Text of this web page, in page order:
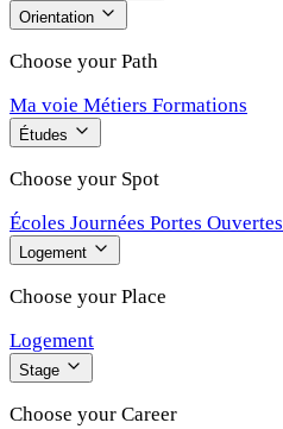
Orientation
Choose your Path
Ma voie Métiers Formations
Études
Choose your Spot
Écoles Journées Portes Ouvertes
Logement
Choose your Place
Logement
Stage
Choose your Career